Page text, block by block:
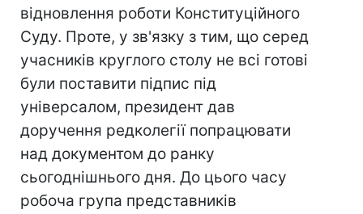
відновлення роботи Конституційного
Суду. Проте, у зв'язку з тим, що серед
учасників круглого столу не всі готові
були поставити підпис під
універсалом, президент дав
доручення редколегії попрацювати
над документом до ранку
сьогоднішнього дня. До цього часу
робоча група представників